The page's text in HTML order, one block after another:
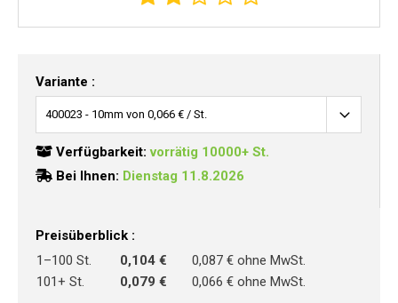
Variante :
Verfügbarkeit:vorrätig 10000+ St.
Bei Ihnen: Dienstag 11.8.2026
Preisüberblick :
1–100 St.
0,104 €
0,087 € ohne MwSt.
101+ St.
0,079 € 0,066 € ohne MwSt.